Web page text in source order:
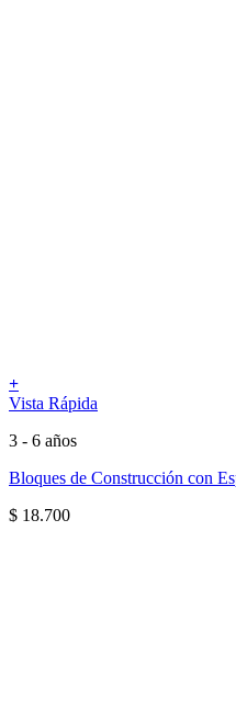
+
Vista Rápida
3 - 6 años
Bloques de Construcción con
$ 18.700